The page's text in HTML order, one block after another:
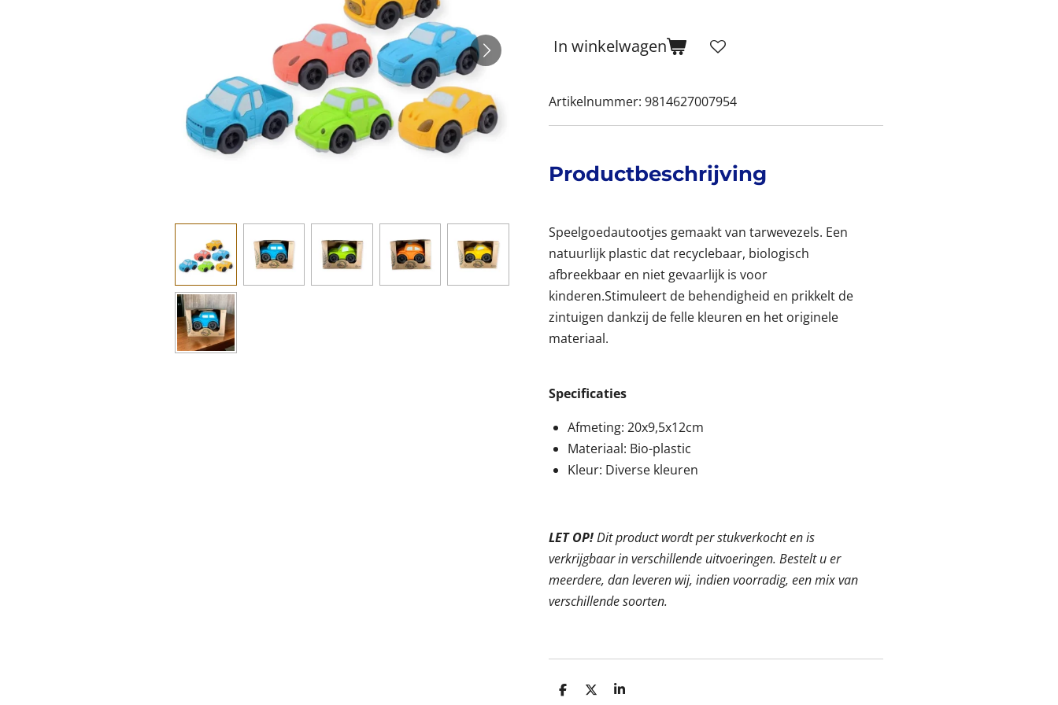
In winkelwagen
Artikelnummer: 9814627007954
Productbeschrijving
Speelgoedautootjes gemaakt van tarwevezels. Een
natuurlijk plastic dat recyclebaar, biologisch
afbreekbaar en niet gevaarlijk is voor
kinderen.Stimuleert de behendigheid en prikkelt de
zintuigen dankzij de felle kleuren en het originele
materiaal.
Specificaties
Afmeting: 20x9,5x12cm
Materiaal: Bio-plastic
Kleur: Diverse kleuren
LET OP!Dit product wordt per stukverkocht en is
verkrijgbaar in verschillende uitvoeringen. Bestelt u er
meerdere, dan leveren wij, indien voorradig, een mix van
verschillende soorten.
D
D
S